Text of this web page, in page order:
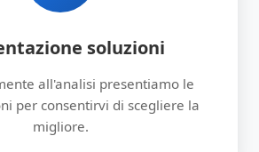
soluzioni
all'analisi presentiamo le
per consentirvi di scegliere la
migliore.